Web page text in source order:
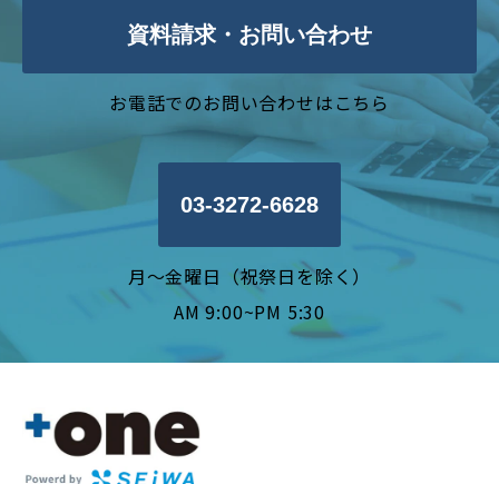
資料請求・お問い合わせ
お電話でのお問い合わせはこちら
03-3272-6628
月〜金曜日（祝祭日を除く）
AM 9:00~PM 5:30